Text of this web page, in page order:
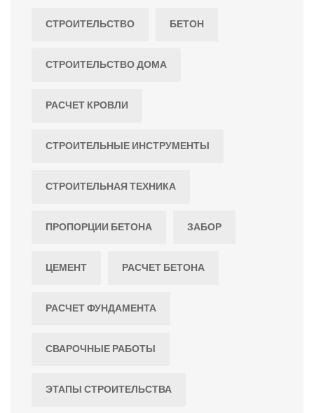
СТРОИТЕЛЬСТВО БЕТОН
СТРОИТЕЛЬСТВО ДОМА
РАСЧЕТ КРОВЛИ
СТРОИТЕЛЬНЫЕ ИНСТРУМЕНТЫ
СТРОИТЕЛЬНАЯ ТЕХНИКА
ПРОПОРЦИИ БЕТОНА ЗАБОР
ЦЕМЕНТ РАСЧЕТ БЕТОНА
РАСЧЕТ ФУНДАМЕНТА
СВАРОЧНЫЕ РАБОТЫ
ЭТАПЫ СТРОИТЕЛЬСТВА